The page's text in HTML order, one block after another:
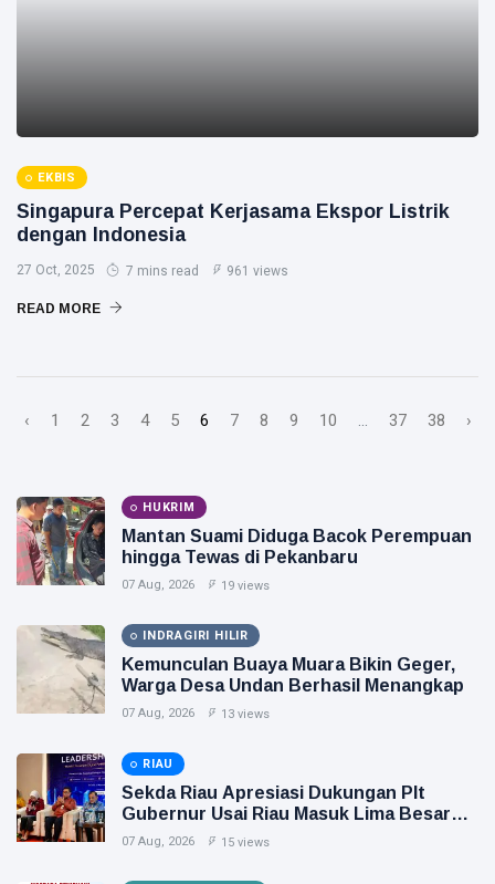
EKBIS
Singapura Percepat Kerjasama Ekspor Listrik
dengan Indonesia
27 Oct, 2025 7 mins read 961 views
READ MORE
‹ 1 2 3 4 5 6 7 8 9 10 ... 37 38 ›
HUKRIM
Mantan Suami Diduga Bacok Perempuan
hingga Tewas di Pekanbaru
07 Aug, 2026 19 views
INDRAGIRI HILIR
Kemunculan Buaya Muara Bikin Geger,
Warga Desa Undan Berhasil Menangkap
07 Aug, 2026 13 views
RIAU
Sekda Riau Apresiasi Dukungan Plt
Gubernur Usai Riau Masuk Lima Besar
ADLG Awards 2026
07 Aug, 2026 15 views